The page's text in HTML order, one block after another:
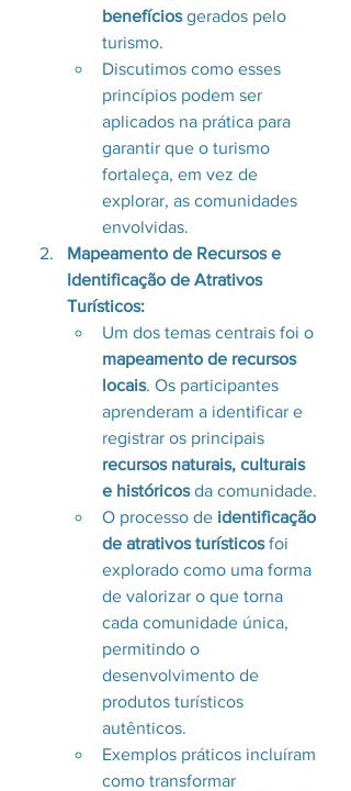
benefícios gerados pelo
turismo.
Discutimos como esses
princípios podem ser
aplicados na prática para
garantir que o turismo
fortaleça, em vez de
explorar, as comunidades
envolvidas.
Mapeamento de Recursos e
Identificação de Atrativos
Turísticos:
Um dos temas centrais foi o
mapeamento de recursos
locais. Os participantes
aprenderam a identificar e
registrar os principais
recursos naturais, culturais
e históricos da comunidade.
O processo de identificação
de atrativos turísticos foi
explorado como uma forma
de valorizar o que torna
cada comunidade única,
permitindo o
desenvolvimento de
produtos turísticos
autênticos.
Exemplos práticos incluíram
como transformar